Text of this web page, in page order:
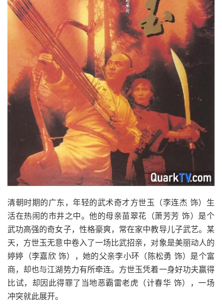
清朝时期的广东，年轻的武术奇才方世玉（李连杰 饰）生
活在热闹的市井之中。他的母亲苗翠花（萧芳芳 饰）是个
武功高强的奇女子，性格豪爽，常在家中教导儿子武艺。某
天，方世玉无意中卷入了一场比武招亲，对象是美丽动人的
婷婷（李嘉欣 饰），她的父亲李小环（陈松勇 饰）是个富
商，却也与江湖势力有所牵连。方世玉凭着一身好功夫赢得
比试，却因此得罪了当地恶霸雷老虎（计春华 饰），一场
冲突就此展开。